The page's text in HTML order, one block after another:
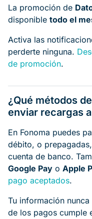
La promoción de
disponible todo el
Activa las
perderte ninguna.
de promoción.
¿Qué métodos
enviar recargas
En Fonoma puedes
débito, o
cuenta de banco.
Google Pay o Apple
pago aceptados.
Tu información
de los pagos cumple